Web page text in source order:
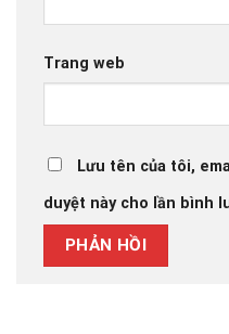
Trang web
Lưu tên của tôi,
duyệt này cho lần bình